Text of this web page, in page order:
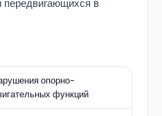
передвигающихся в
опорно-
функций